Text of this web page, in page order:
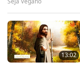
12:52
13:02